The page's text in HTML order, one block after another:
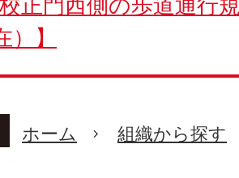
）】
ホーム 組織から探す